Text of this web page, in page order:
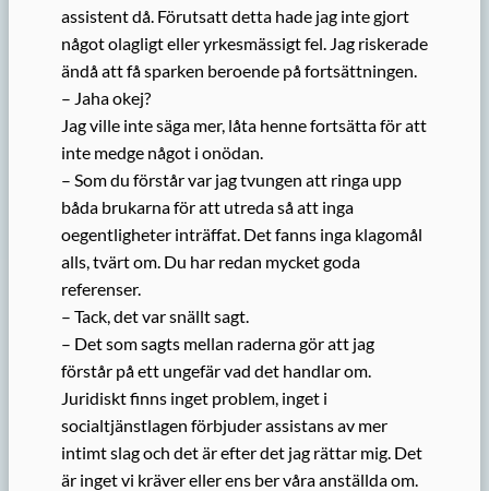
assistent då. Förutsatt detta hade jag inte gjort
något olagligt eller yrkesmässigt fel. Jag riskerade
ändå att få sparken beroende på fortsättningen.
– Jaha okej?
Jag ville inte säga mer, låta henne fortsätta för att
inte medge något i onödan.
– Som du förstår var jag tvungen att ringa upp
båda brukarna för att utreda så att inga
oegentligheter inträffat. Det fanns inga klagomål
alls, tvärt om. Du har redan mycket goda
referenser.
– Tack, det var snällt sagt.
– Det som sagts mellan raderna gör att jag
förstår på ett ungefär vad det handlar om.
Juridiskt finns inget problem, inget i
socialtjänstlagen förbjuder assistans av mer
intimt slag och det är efter det jag rättar mig. Det
är inget vi kräver eller ens ber våra anställda om.